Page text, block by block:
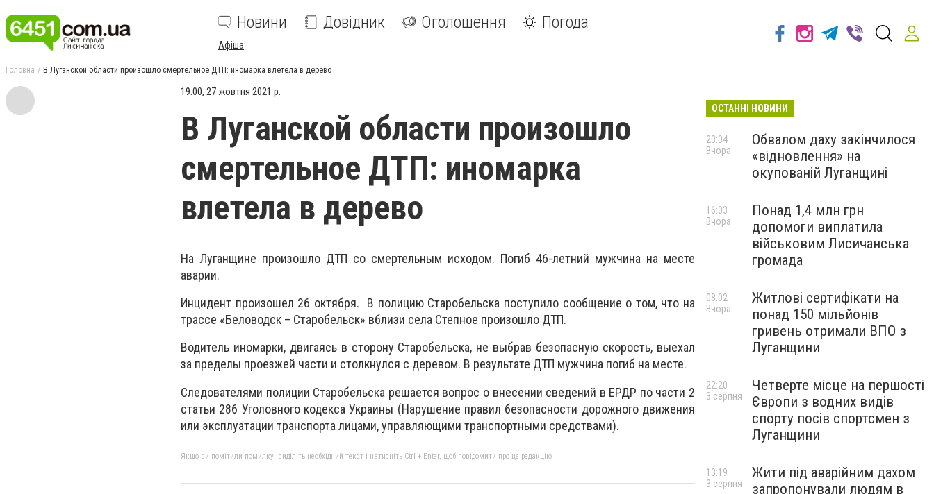
Новини Довідник Оголошення Погода
Афіша
Головна В Луганской области произошло смертельное ДТП: иномарка влетела в дерево
19:00, 27 жовтня 2021 р.
В Луганской области произошло
смертельное ДТП: иномарка
влетела в дерево
На Луганщине произошло ДТП со смертельным исходом. Погиб 46-летний мужчина на месте
аварии.
Инцидент произошел 26 октября. В полицию Старобельска поступило сообщение о том, что на
трассе «Беловодск – Старобельск» вблизи села Степное произошло ДТП.
Водитель иномарки, двигаясь в сторону Старобельска, не выбрав безопасную скорость, выехал
за пределы проезжей части и столкнулся с деревом. В результате ДТП мужчина погиб на месте.
Следователями полиции Старобельска решается вопрос о внесении сведений в ЕРДР по части 2
статьи 286 Уголовного кодекса Украины (Нарушение правил безопасности дорожного движения
или эксплуатации транспорта лицами, управляющими транспортными средствами).
Якщо ви помітили помилку, виділіть необхідний текст і натисніть Ctrl + Enter, щоб повідомити про це редакцію
ОСТАННІ НОВИНИ
Обвалом даху закінчилося
«відновлення» на
окупованій Луганщині
23:04
Вчора
Понад 1,4 млн грн
допомоги виплатила
військовим Лисичанська
громада
16:03
Вчора
Житлові сертифікати на
понад 150 мільйонів
гривень отримали ВПО з
Луганщини
08:02
Вчора
Четверте місце на першості
Європи з водних видів
спорту посів спортсмен з
Луганщини
22:20
3 серпня
Жити під аварійним дахом
запропонували людям в
13:19
3 серпня